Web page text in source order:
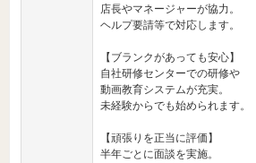
店長やマネージャーが協力。
ヘルプ要請等で対応します。
【ブランクがあっても安心】
自社研修センターでの研修や
動画教育システムが充実。
未経験からでも始められます。
【頑張りを正当に評価】
半年ごとに面談を実施。